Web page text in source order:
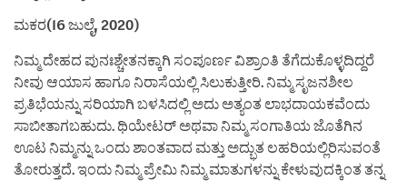
ಮಕರ(16 ಜುಲೈ, 2020)
ನಿಮ್ಮ ದೇಹದ ಪುನಃಶ್ಚೇತನಕ್ಕಾಗಿ ಸಂಪೂರ್ಣ ವಿಶ್ರಾಂತಿ ತೆಗೆದುಕೊಳ್ಳದಿದ್ದರೆ
ನೀವು ಆಯಾಸ ಹಾಗೂ ನಿರಾಸೆಯಲ್ಲಿ ಸಿಲುಕುತ್ತೀರಿ. ನಿಮ್ಮ ಸೃಜನಶೀಲ
ಪ್ರತಿಭೆಯನ್ನು ಸರಿಯಾಗಿ ಬಳಸಿದಲ್ಲಿ ಅದು ಅತ್ಯಂತ ಲಾಭದಾಯಕವೆಂದು
ಸಾಬೀತಾಗಬಹುದು. ಥಿಯೇಟರ್ ಅಥವಾ ನಿಮ್ಮ ಸಂಗಾತಿಯ ಜೊತೆಗಿನ
ಊಟ ನಿಮ್ಮನ್ನು ಒಂದು ಶಾಂತವಾದ ಮತ್ತು ಅದ್ಭುತ ಲಹರಿಯಲ್ಲಿರಿಸುವಂತೆ
ತೋರುತ್ತದೆ. ಇಂದು ನಿಮ್ಮ ಪ್ರೇಮಿ ನಿಮ್ಮ ಮಾತುಗಳನ್ನು ಕೇಳುವುದಕ್ಕಿಂತ ತನ್ನ